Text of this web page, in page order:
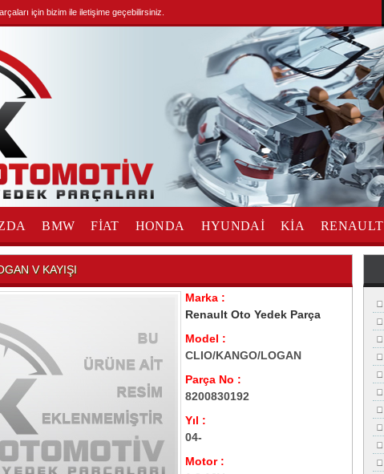
için bizim ile iletişime geçebilirsiniz.
BMW FİAT HONDA HYUNDAİ KİA RENAULT
V KAYIŞI
Marka :
Renault Oto Yedek Parça
Model :
CLIO/KANGO/LOGAN
Parça No :
8200830192
Yıl :
04-
Motor :